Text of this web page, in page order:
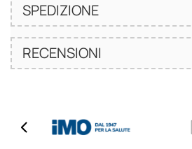
SPEDIZIONE
RECENSIONI